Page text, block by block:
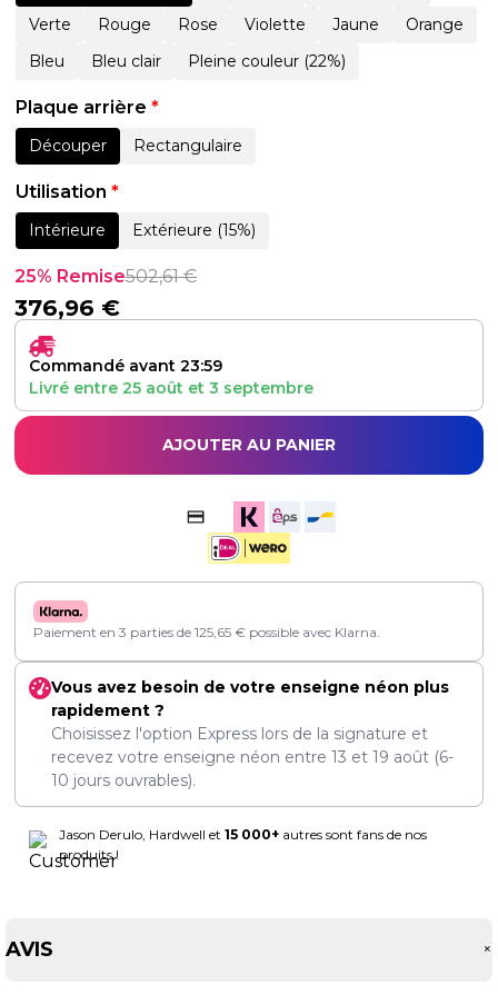
Verte
Rouge Rose Violette Jaune
Orange
Bleu
Bleu clair Pleine couleur (22%)
Plaque arrière *
Découper Rectangulaire
Utilisation *
Intérieure Extérieure (15%)
25% Remise502,61€
376,96 €
Commandé avant 23:59
Livré entre 25 août et 3 septembre
AJOUTER AU PANIER
Paiement en 3 parties de 125,65 € possible avec Klarna.
Vous avez besoin de votre enseigne néon plus
rapidement ?
Choisissez l'option Express lors de la signature et
recevez votre enseigne néon entre 13 et 19 août (6-
10 jours ouvrables).
Jason Derulo, Hardwell et 15 000+ autres sont fans de nos
produits !
AVIS +